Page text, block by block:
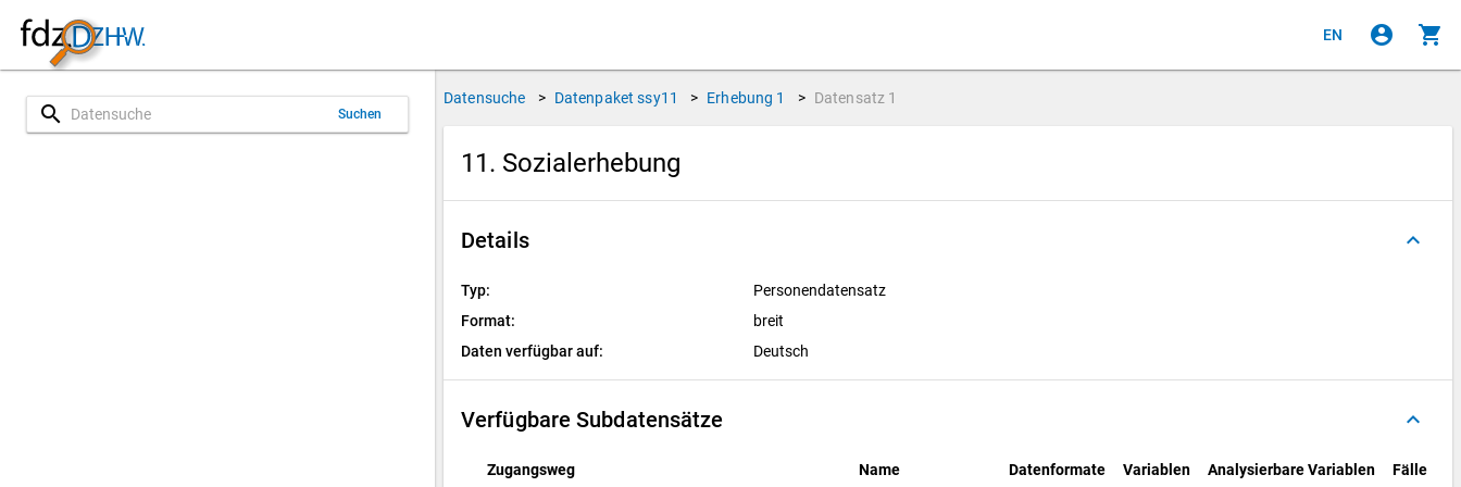
EN account_circle shopping_cart
search Suchen
Datensuche > Datenpaket ssy11 > Erhebung 1 > Datensatz 1
11. Sozialerhebung
Details keyboard_arrow_up
Typ:
Personendatensatz
Format:
breit
Daten verfügbar auf:
Deutsch
Verfügbare Subdatensätze keyboard_arrow_up
Zugangsweg Name Datenformate Variablen Analysierbare Variablen Fälle